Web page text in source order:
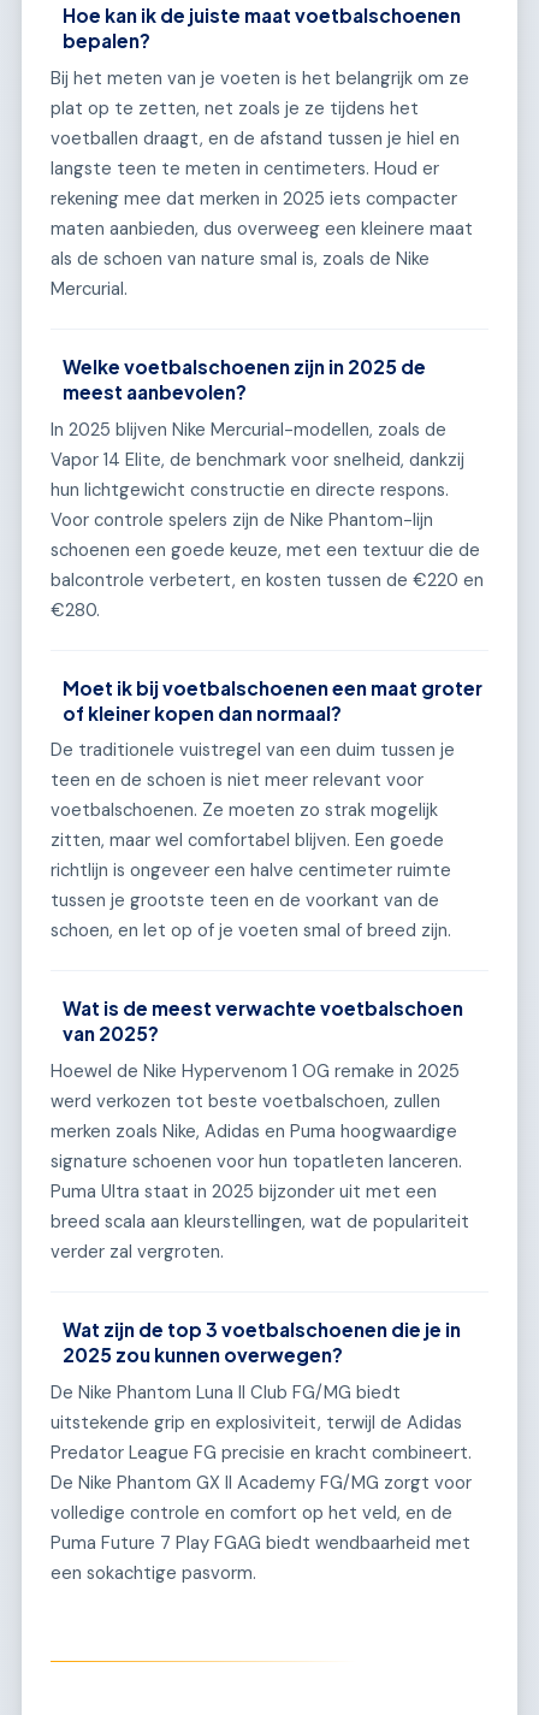
Hoe kan ik de juiste maat voetbalschoenen
bepalen?
Bij het meten van je voeten is het belangrijk om ze
plat op te zetten, net zoals je ze tijdens het
voetballen draagt, en de afstand tussen je hiel en
langste teen te meten in centimeters. Houd er
rekening mee dat merken in 2025 iets compacter
maten aanbieden, dus overweeg een kleinere maat
als de schoen van nature smal is, zoals de Nike
Mercurial.
Welke voetbalschoenen zijn in 2025 de
meest aanbevolen?
In 2025 blijven Nike Mercurial-modellen, zoals de
Vapor 14 Elite, de benchmark voor snelheid, dankzij
hun lichtgewicht constructie en directe respons.
Voor controle spelers zijn de Nike Phantom-lijn
schoenen een goede keuze, met een textuur die de
balcontrole verbetert, en kosten tussen de €220 en
€280.
Moet ik bij voetbalschoenen een maat groter
of kleiner kopen dan normaal?
De traditionele vuistregel van een duim tussen je
teen en de schoen is niet meer relevant voor
voetbalschoenen. Ze moeten zo strak mogelijk
zitten, maar wel comfortabel blijven. Een goede
richtlijn is ongeveer een halve centimeter ruimte
tussen je grootste teen en de voorkant van de
schoen, en let op of je voeten smal of breed zijn.
Wat is de meest verwachte voetbalschoen
van 2025?
Hoewel de Nike Hypervenom 1 OG remake in 2025
werd verkozen tot beste voetbalschoen, zullen
merken zoals Nike, Adidas en Puma hoogwaardige
signature schoenen voor hun topatleten lanceren.
Puma Ultra staat in 2025 bijzonder uit met een
breed scala aan kleurstellingen, wat de populariteit
verder zal vergroten.
Wat zijn de top 3 voetbalschoenen die je in
2025 zou kunnen overwegen?
De Nike Phantom Luna II Club FG/MG biedt
uitstekende grip en explosiviteit, terwijl de Adidas
Predator League FG precisie en kracht combineert.
De Nike Phantom GX II Academy FG/MG zorgt voor
volledige controle en comfort op het veld, en de
Puma Future 7 Play FGAG biedt wendbaarheid met
een sokachtige pasvorm.